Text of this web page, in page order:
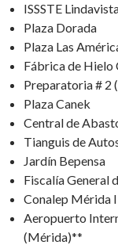
ISSSTE
Plaza Dorada
Plaza Las
Fábrica de Hielo
Preparatoria # 2
Plaza Canek
Central de
Tianguis de
Jardín Bepensa
Fiscalía General
Conalep Mérida
Aeropuerto
(Mérida)**